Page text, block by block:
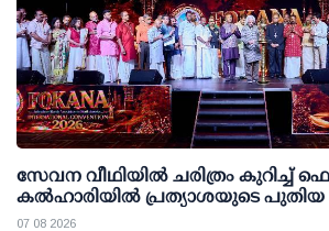
സേവന വീഥിയില്‍ ചരിത്രം കുറിച്ച്
കല്‍ഹാരിയില്‍ പ്രത്യാശയുടെ പുതിയ
07 08 2026